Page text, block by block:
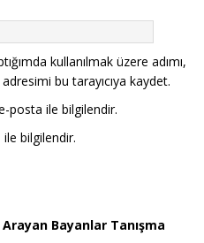
kullanılmak üzere adımı,
bu tarayıcıya kaydet.
posta ile bilgilendir.
bilgilendir.
Bayanlar Tanışma